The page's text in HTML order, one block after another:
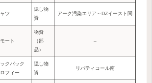
ツ
隠し物
資
アーク汚染エリア～DZイースト間
ート
物資
（部
品）
–
クパック
ロフィー
隠し物
資
リバティコール南